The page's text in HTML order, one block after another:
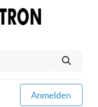
Anmelden